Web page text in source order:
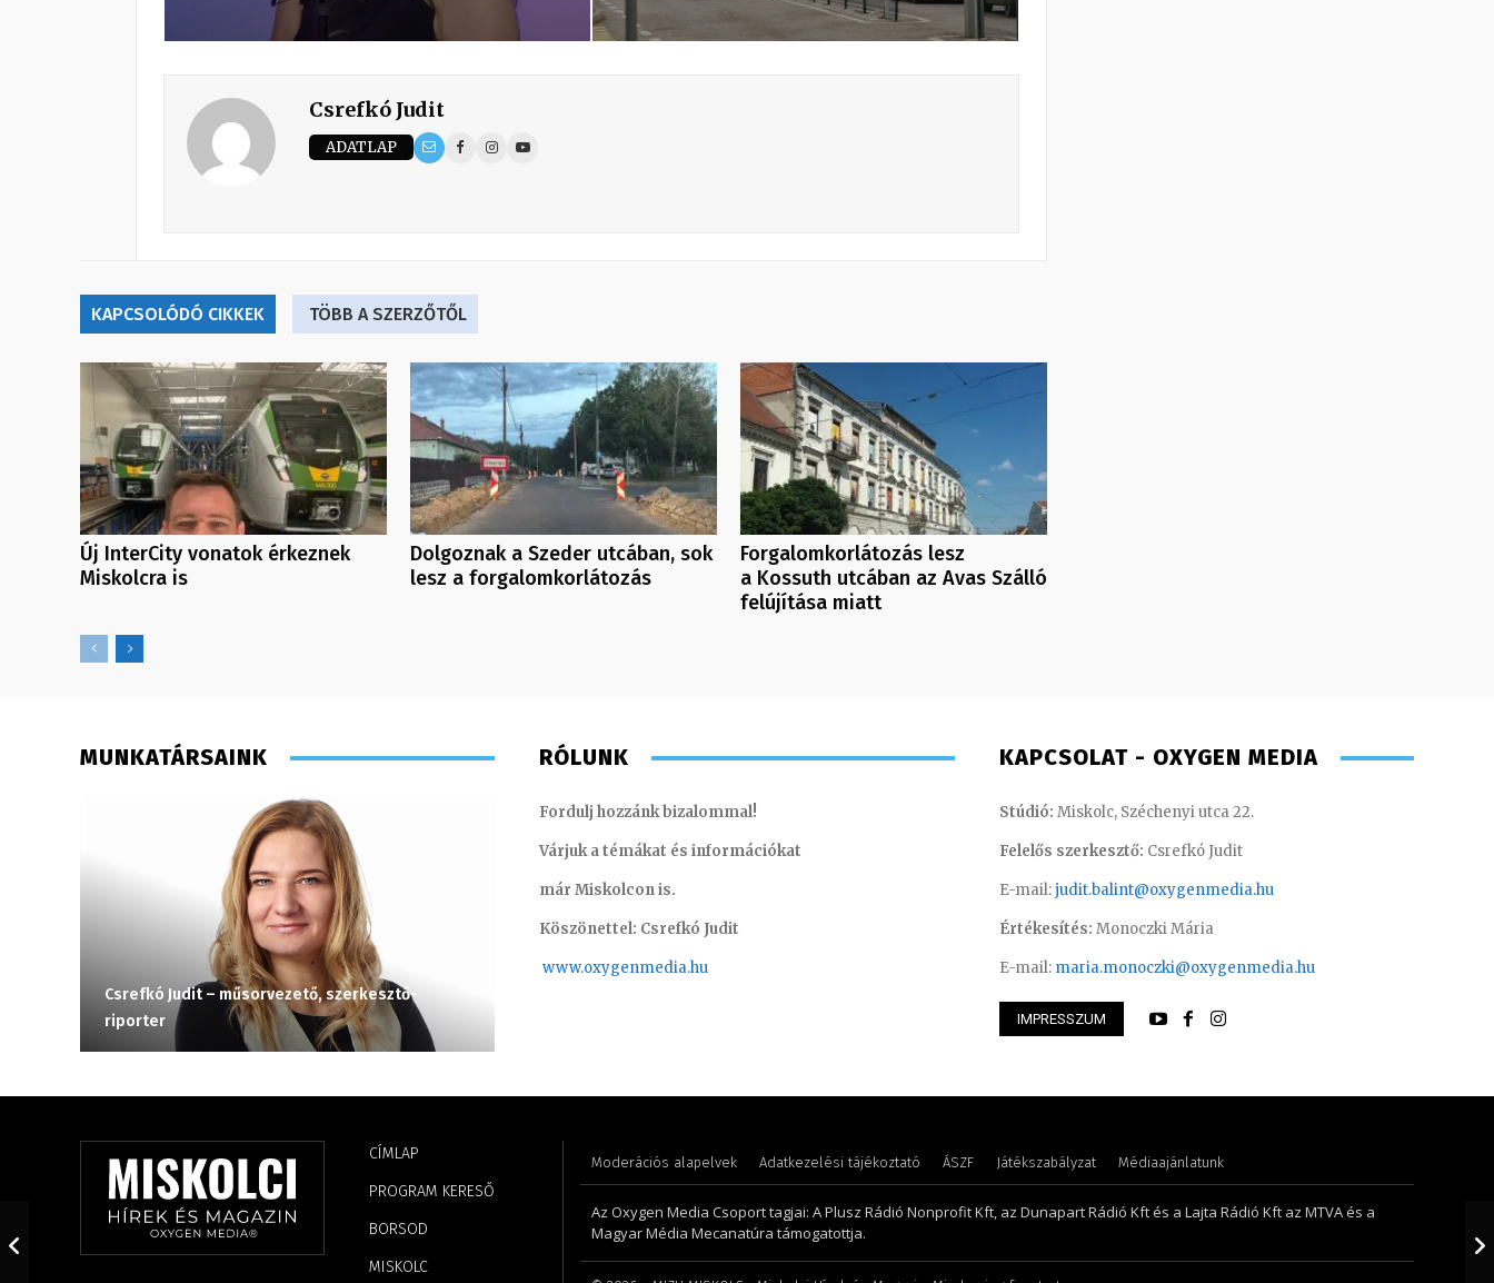
Csrefkó Judit
ADATLAP
KAPCSOLÓDÓ CIKKEK TÖBB A SZERZŐTŐL
Új InterCity vonatok érkeznek
Miskolcra is
Dolgoznak a Szeder utcában, sok
lesz a forgalomkorlátozás
Forgalomkorlátozás lesz
a Kossuth utcában az Avas Szálló
felújítása miatt
MUNKATÁRSAINK
Csrefkó Judit – műsorvezető, szerkesztő-
riporter
Torma Anikó – irodavezető
RÓLUNK
Fordulj hozzánk bizalommal!
Várjuk a témákat és információkat
már Miskolcon is.
Köszönettel: Csrefkó Judit
www.oxygenmedia.hu
KAPCSOLAT - OXYGEN MEDIA
Stúdió: Miskolc, Széchenyi utca 22.
Felelős szerkesztő: Csrefkó Judit
E-mail:judit.balint@oxygenmedia.hu
Értékesítés: Monoczki Mária
E-mail: maria.monoczki@oxygenmedia.hu
IMPRESSZUM
CÍMLAP
PROGRAM KERESŐ
BORSOD
MISKOLC
Moderációs alapelvek Adatkezelési tájékoztató ÁSZF Játékszabályzat Médiaajánlatunk
Az Oxygen Media Csoport tagjai: A Plusz Rádió Nonprofit Kft, az Dunapart Rádió Kft és a Lajta Rádió Kft az MTVA és a
Magyar Média Mecanatúra támogatottja.